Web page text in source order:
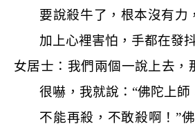
要說殺牛了，根本沒有力
加上心裡害怕，手都在發
女居士：我們兩個一說上去，
很嚇，我就說：“佛陀上師
不能再殺，不敢殺啊！”